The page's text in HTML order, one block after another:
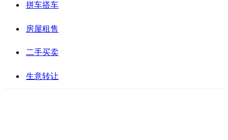
拼车搭车
房屋租售
二手买卖
生意转让